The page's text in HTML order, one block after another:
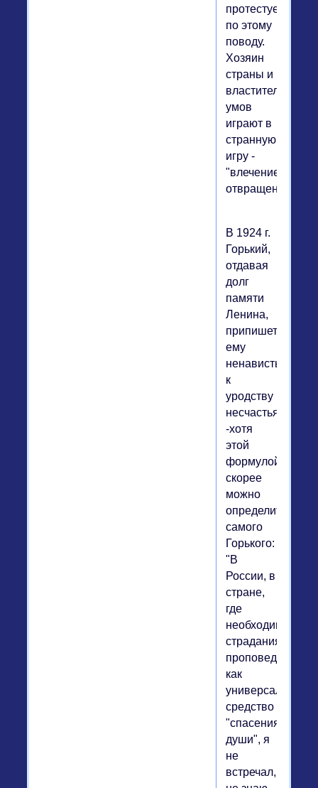
протестует
по этому
поводу.
Хозяин
страны и
властитель
умов
играют в
странную
игру -
"влечение-
отвращение".
В 1924 г.
Горький,
отдавая
долг
памяти
Ленина,
припишет
ему
ненависть
к
уродству
несчастья
-хотя
этой
формулой
скорее
можно
определить
самого
Горького:
"В
России, в
стране,
где
необходимость
страдания
проповедуется
как
универсальное
средство
"спасения
души", я
не
встречал,